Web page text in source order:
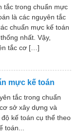
tắc trong chuẩn mực
là các nguyên tắc
chuẩn mực kế toán
nhất. Vậy,
tắc cơ […]
mực kế toán
tắc trong chuẩn
sở xây dựng và
kế toán cụ thể theo
toán...